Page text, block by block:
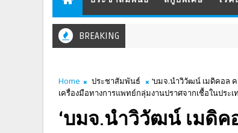
BREAKING
Home ประชาสัมพันธ์
‘บมจ.นำวิวัฒน์ เมดิคอล
เครื่องมือทางการแพทย์กลุ่มงานปราศจากเชื้อในประเ
‘บมจ.นำวิวัฒน์ เมดิค